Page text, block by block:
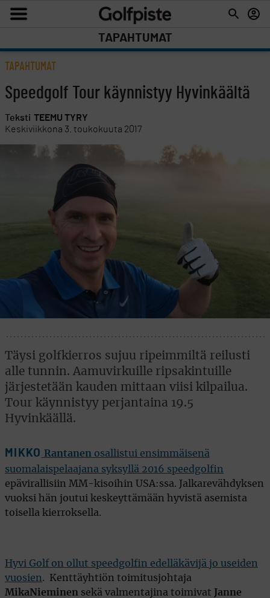
TAPAHTUMAT
TAPAHTUMAT
Speedgolf Tour käynnistyy Hyvinkäältä
Teksti TEEMU TYRY
Keskiviikkona 3. toukokuuta 2017
Täysi golfkierros sujuu ripeimmiltä reilusti
alle tunnin. Aamuvirkuille ripsakintuille
järjestetään kauden mittaan viisi kilpailua.
Tour käynnistyy perjantaina 19.5
Hyvinkäällä.
MIKKO Rantanen osallistui ensimmäisenä
suomalaispelaajana syksyllä 2016 speedgolfin
epävirallisiin MM-kisoihin USA:ssa. Jalkarevähdyksen
vuoksi hän joutui keskeyttämään hyvistä asemista
toisella kierroksella.
Hyvi Golf on ollut speedgolfin edelläkävijä jo useiden
vuosien. Kenttäyhtiön toimitusjohtaja
Mika Nieminen sekä valmentajina toimivat
Janne